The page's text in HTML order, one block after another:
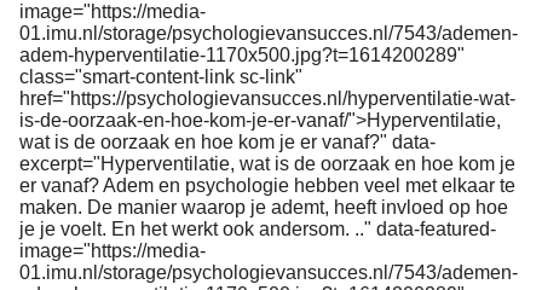
image="https://media-
01.imu.nl/storage/psychologievansucces.nl/7543/ademen-
adem-hyperventilatie-1170x500.jpg?t=1614200289"
class="smart-content-link sc-link"
href="https://psychologievansucces.nl/hyperventilatie-wat-
is-de-oorzaak-en-hoe-kom-je-er-vanaf/">Hyperventilatie,
wat is de oorzaak en hoe kom je er vanaf?" data-
excerpt="Hyperventilatie, wat is de oorzaak en hoe kom je
er vanaf? Adem en psychologie hebben veel met elkaar te
maken. De manier waarop je ademt, heeft invloed op hoe
je je voelt. En het werkt ook andersom. .." data-featured-
image="https://media-
01.imu.nl/storage/psychologievansucces.nl/7543/ademen-